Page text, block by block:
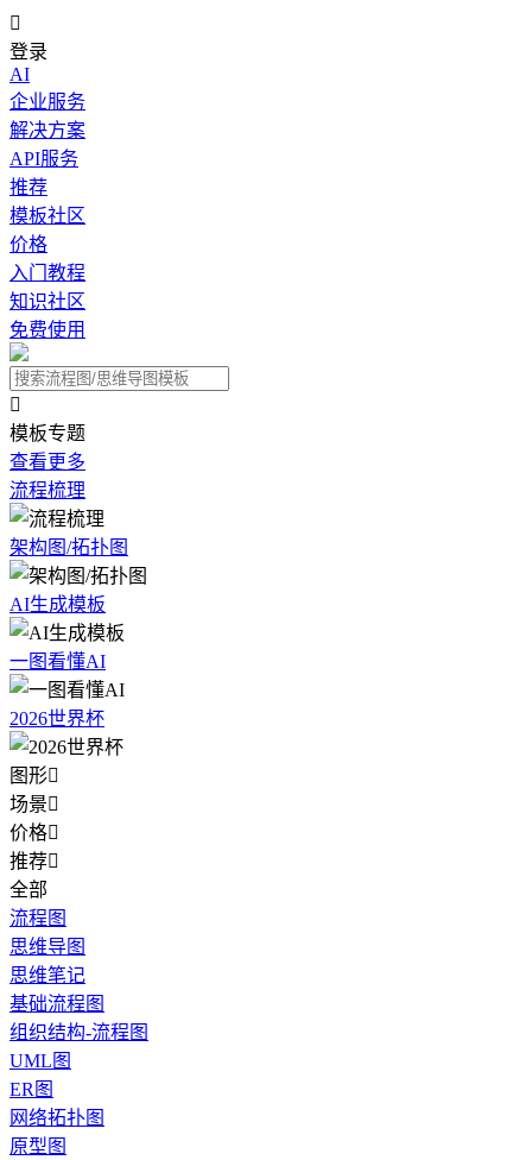

登录
AI
企业服务
解决方案
API服务
推荐
模板社区
价格
入门教程
知识社区
免费使用

模板专题
查看更多
流程梳理
架构图/拓扑图
AI生成模板
一图看懂AI
2026世界杯
图形
场景
价格
推荐
全部
流程图
思维导图
思维笔记
基础流程图
组织结构-流程图
UML图
ER图
网络拓扑图
原型图